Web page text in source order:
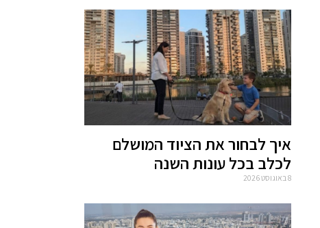
איך לבחור את הציוד המושלם
לכלב בכל עונות השנה
8 באוגוסט 2026